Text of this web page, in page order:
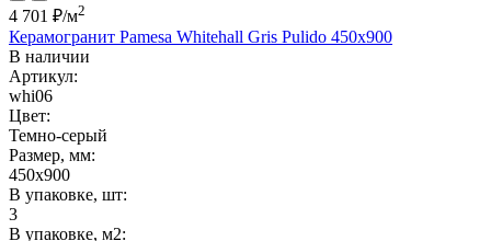
4 701 ₽/м2
Керамогранит Pamesa Whitehall Gris Pulido 450x900
В наличии
Артикул:
whi06
Цвет:
Темно-серый
Размер, мм:
450x900
В упаковке, шт:
3
В упаковке, м2: